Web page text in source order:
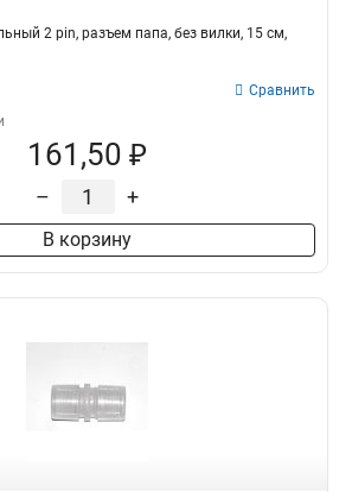
2 pin, разъем папа, без вилки, 15 см,
Сравнить
161,50 ₽
– +
В корзину